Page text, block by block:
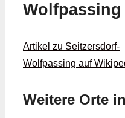
Wolfpassing
Artikel zu Seitzersdorf-
Wolfpassing auf
Weitere Orte in